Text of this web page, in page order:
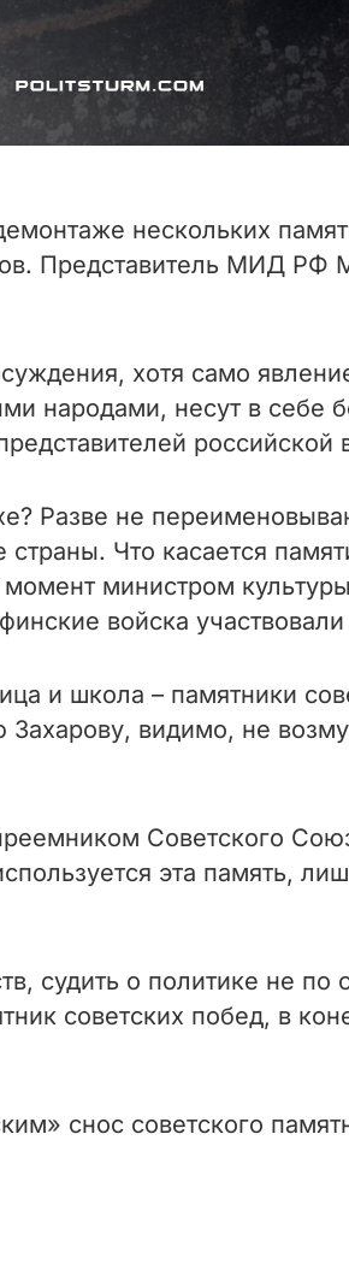
нескольких
Представитель МИД РФ
хотя само
народами, несут в себе
российской
Разве не
Что касается
момент министром
войска
и школа – памятники
видимо, не
Советского
эта память,
судить о политике не
советских побед, в
снос советского